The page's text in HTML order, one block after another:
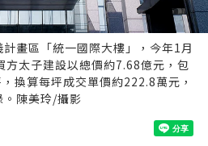
畫區「統一國際大樓」，今年1月
方太子建設以總價約7.68億元，包
換算每坪成交單價約222.8萬元，
。陳美玲/攝影